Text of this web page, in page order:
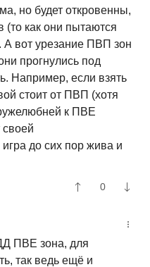
но будет откровенны,
(то как они пытаются
вот урезание ПВП зон
прогнулись под
Например, если взять
стоит от ПВП (хотя
к ПВЕ
своей
до сих пор жива и
0
ПВЕ зона, для
так ведь ещё и